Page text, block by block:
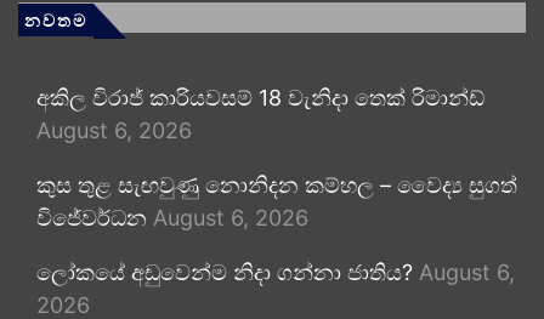
නවතම
අකිල විරාජ් කාරියවසම් 18 වැනිදා තෙක් රිමාන්ඩ්
August 6, 2026
කුස තුළ සැඟවුණු නොනිදන කම්හල – වෛද්‍ය සුගත්
විජේවර්ධන August 6, 2026
ලෝකයේ අඩුවෙන්ම නිදා ගන්නා ජාතිය? August 6,
2026